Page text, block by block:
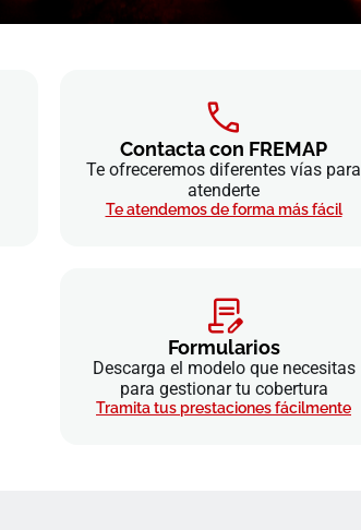
Contacta con FREMAP
Te ofreceremos diferentes vías para
atenderte
Te atendemos de forma más fácil
Formularios
Descarga el modelo que necesitas
para gestionar tu cobertura
Tramita tus prestaciones fácilmente